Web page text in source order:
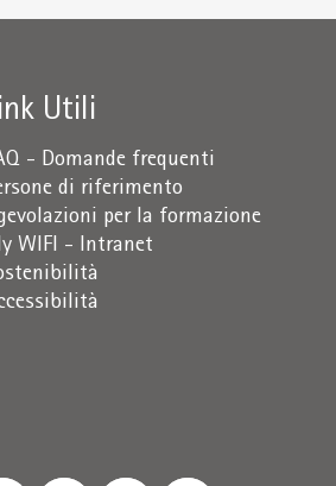
Utili
- Domande frequenti
di riferimento
per la formazione
WIFI - Intranet